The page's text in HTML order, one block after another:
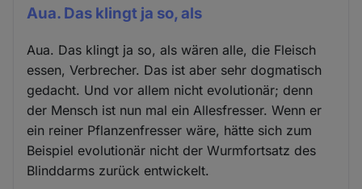
Aua. Das klingt ja so, als
Aua. Das klingt ja so, als wären alle, die Fleisch
essen, Verbrecher. Das ist aber sehr dogmatisch
gedacht. Und vor allem nicht evolutionär; denn
der Mensch ist nun mal ein Allesfresser. Wenn er
ein reiner Pflanzenfresser wäre, hätte sich zum
Beispiel evolutionär nicht der Wurmfortsatz des
Blinddarms zurück entwickelt.